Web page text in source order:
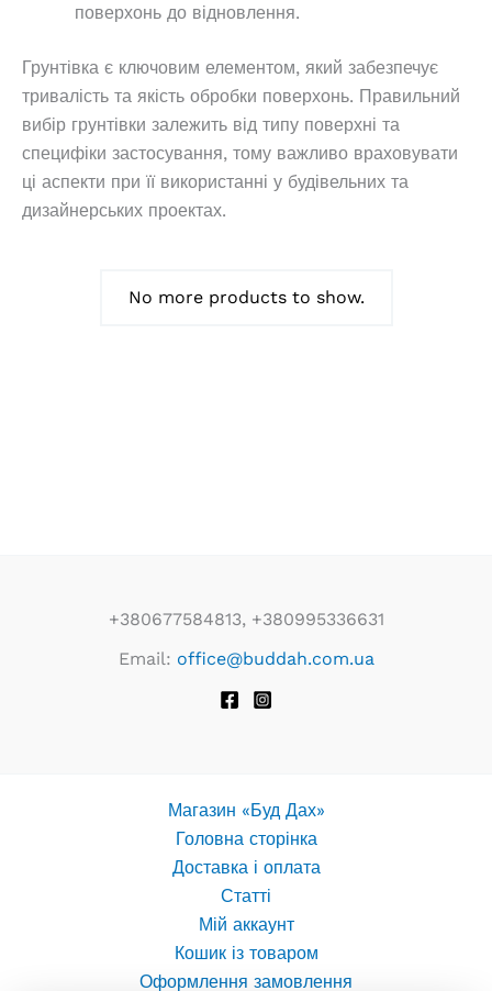
поверхонь до відновлення.
Грунтівка є ключовим елементом, який забезпечує
тривалість та якість обробки поверхонь. Правильний
вибір грунтівки залежить від типу поверхні та
специфіки застосування, тому важливо враховувати
ці аспекти при її використанні у будівельних та
дизайнерських проектах.
No more products to show.
+380677584813, +380995336631
Email: office@buddah.com.ua
Магазин «Буд Дах»
Головна сторінка
Доставка і оплата
Статті
Мій аккаунт
Кошик із товаром
Оформлення замовлення